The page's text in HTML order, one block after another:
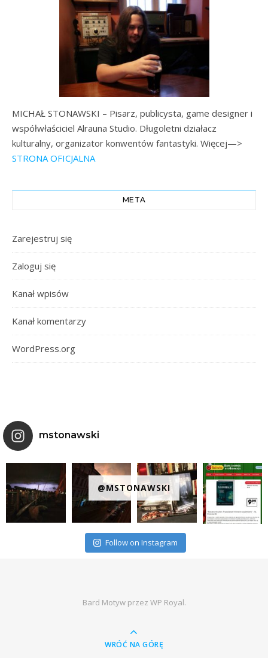
MICHAŁ STONAWSKI – Pisarz, publicysta, game designer i
współwłaściciel Alrauna Studio. Długoletni działacz
kulturalny, organizator konwentów fantastyki. Więcej—>
STRONA OFICJALNA
META
Zarejestruj się
Zaloguj się
Kanał wpisów
Kanał komentarzy
WordPress.org
@MSTONAWSKI
mstonawski
Follow on Instagram
Bard Motyw przez WP Royal.
WRÓĆ NA GÓRĘ